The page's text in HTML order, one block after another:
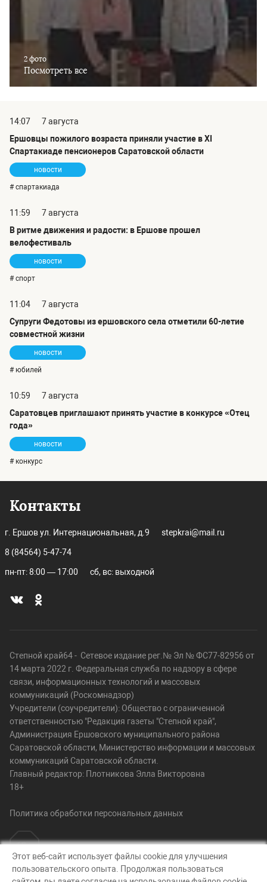
2 фото
Посмотреть все
14:07
7 августа
Ершовцы пожилого возраста приняли участие в XI
Спартакиаде пенсионеров Саратовской области
новости
# спартакиада
11:59
7 августа
В ритме движения и радости: в Ершове прошел
велофестиваль
новости
# спорт
11:04
7 августа
Супруги Федотовы из ершовского села отметили 60-летие
совместной жизни
новости
# юбилей
10:59
7 августа
Саратовцев приглашают принять участие в конкурсе «Отец
года»
новости
# конкурс
Контакты
г. Ершов ул. Интернациональная, д.9 stepkrai@mail.ru
8 (84564) 5-47-74
пн-пт: 8:00 — 17:00 сб, вс: выходной
Степной край64 - Сетевое издание рег.№ Эл № ФС77-82956 от
14 марта 2022 г. Федеральная служба по надзору в сфере
связи, информационных технологий и массовых
коммуникаций (Роскомнадзор)
Учредители (соучредители): Общество с ограниченной
ответственностью "Редакция газеты "Степной край",
Администрация Ершовского муниципального района
Саратовской области, Министерство информации и массовых
коммуникаций Саратовской области.
Главный редактор: Плотникова Элла Викторовна
18+
Политика обработки персональных данных
© Степной край64, 2026
Этот веб-сайт использует файлы cookie для улучшения
пользовательского опыта. Продолжая пользоваться